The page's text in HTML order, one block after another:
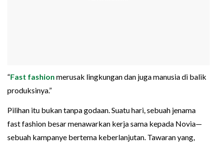
“Fast fashion merusak lingkungan dan juga manusia di balik
produksinya.”
Pilihan itu bukan tanpa godaan. Suatu hari, sebuah jenama
fast fashion besar menawarkan kerja sama kepada Novia—
sebuah kampanye bertema keberlanjutan. Tawaran yang,